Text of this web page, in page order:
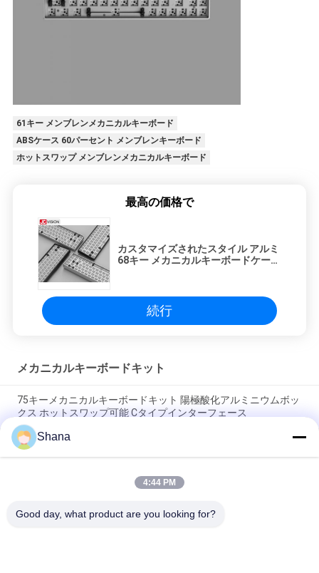
61キー メンブレンメカニカルキーボード
ABSケース 60パーセント メンブレンキーボード
ホットスワップ メンブレンメカニカルキーボード
最高の価格で
カスタマイズされたスタイル アルミ
68キー メカニカルキーボードケース
続行
メカニカルキーボードキット
75キーメカニカルキーボードキット 陽極酸化アルミニウムボッ
クス ホットスワップ可能 Cタイプインターフェース
JCVISION アルミニウム ホットスワップ対応メカニカルキーボ
ードキット (オフィスワーク、ゲーミング向け)
JCVISION ホットスワップ対応メカニカルキーボードキット 87
Shana
4:44 PM
Good day, what product are you looking for?